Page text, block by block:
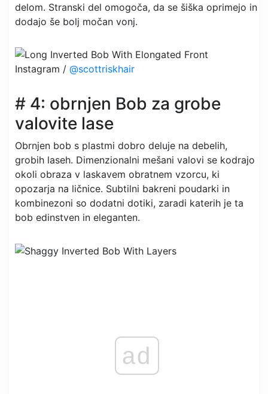
delom. Stranski del omogoča, da se šiška oprimejo in
dodajo še bolj močan vonj.
Instagram / @scottriskhair
# 4: obrnjen Bob za grobe
valovite lase
Obrnjen bob s plastmi dobro deluje na debelih,
grobih laseh. Dimenzionalni mešani valovi se kodrajo
okoli obraza v laskavem obratnem vzorcu, ki
opozarja na ličnice. Subtilni bakreni poudarki in
kombinezoni so dodatni dotiki, zaradi katerih je ta
bob edinstven in eleganten.
ad